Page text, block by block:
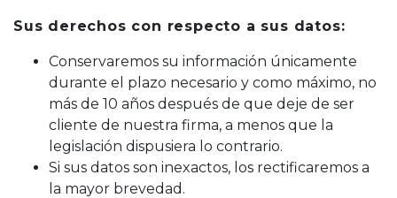
Sus derechos con respecto a sus datos:
Conservaremos su información únicamente
durante el plazo necesario y como máximo, no
más de 10 años después de que deje de ser
cliente de nuestra firma, a menos que la
legislación dispusiera lo contrario.
Si sus datos son inexactos, los rectificaremos a
la mayor brevedad.